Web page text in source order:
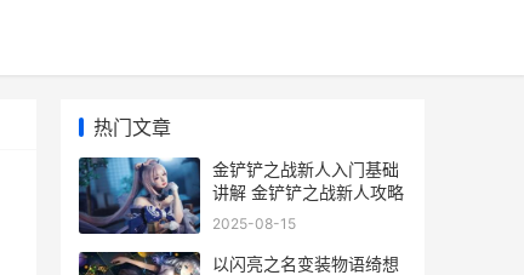
热门文章
金铲铲之战新人入门基础
讲解 金铲铲之战新人攻略
2025-08-15
以闪亮之名变装物语绮想